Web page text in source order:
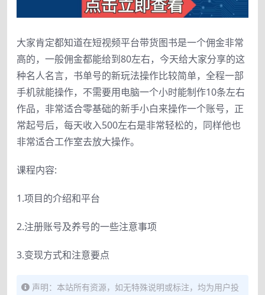
大家肯定都知道在短视频平台带货图书是一个佣金非常
高的，一般佣金都能给到80左右，今天给大家分享的这
种名人名言，书单号的新玩法操作比较简单，全程一部
手机就能操作，不需要用电脑一个小时能制作10条左右
作品，非常适合零基础的新手小白来操作一个账号，正
常起号后，每天收入500左右是非常轻松的，同样他也
非常适合工作室去放大操作。
课程内容:
1.项目的介绍和平台
2.注册账号及养号的一些注意事项
3.变现方式和注意要点
声明：本站所有资源，如无特殊说明或标注，均为用户投